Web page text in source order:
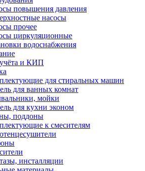
повышения давления
насосы
прочее
циркуляционные
водоснабжения
и КИП
для стиральных машин
для ванных комнат
мойки
для кухни эконом
поддоны
к смесителям
инсталляции